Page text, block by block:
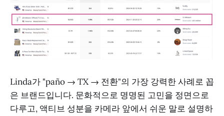
Linda가 "paño → TX → 전환"의 가장 강력한 사례로 꼽
은 브랜드입니다. 문화적으로 명명된 고민을 정면으로
다루고, 액티브 성분을 카메라 앞에서 쉬운 말로 설명하